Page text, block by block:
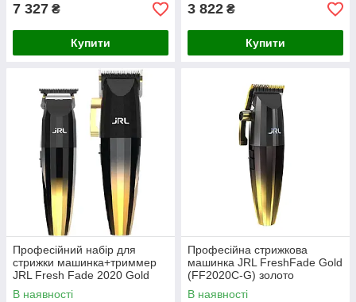
7 327 ₴
Купити
3 822 ₴
Купити
Професійний набір для
стрижки машинка+триммер
JRL Fresh Fade 2020 Gold
Collection (FF2020)
В наявності
Професійна стрижкова
машинка JRL FreshFade Gold
(FF2020C-G) золото
В наявності